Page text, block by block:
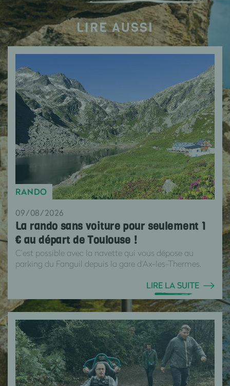
LIRE AUSSI
RANDO
09/08/2026
La rando sans voiture pour seulement 1
€ au départ de Toulouse !
C’est possible avec la navette qui vous dépose au
parking du Fanguil depuis la gare d'Ax-les-Thermes.
LIRE LA SUITE